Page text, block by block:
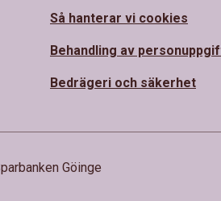
Så hanterar vi cookies
Behandling av
Bedrägeri och säkerhet
Göinge